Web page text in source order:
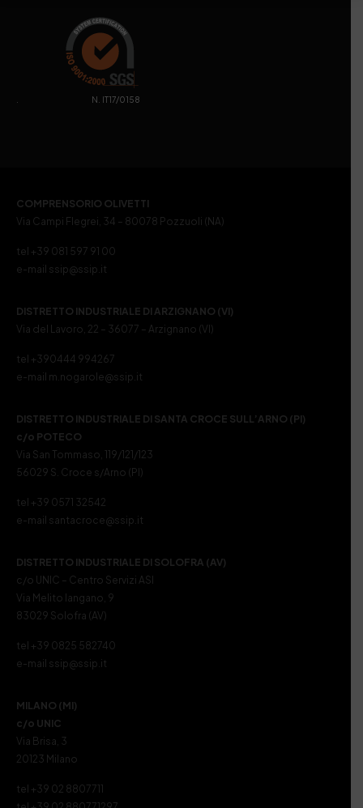
. N. IT17/0158
COMPRENSORIO OLIVETTI
Via Campi Flegrei, 34 – 80078 Pozzuoli (NA)
tel +39 081 597 91 00
e-mail ssip@ssip.it
DISTRETTO INDUSTRIALE DI ARZIGNANO (VI)
Via del Lavoro, 22 – 36077 – Arzignano (VI)
tel +390444 994267
e-mail m.nogarole@ssip.it
DISTRETTO INDUSTRIALE DI SANTA CROCE SULL’ARNO (PI)
c/o POTECO
Via San Tommaso, 119/121/123
56029 S. Croce s/Arno (PI)
tel +39 0571 32542
e-mail santacroce@ssip.it
DISTRETTO INDUSTRIALE DI SOLOFRA (AV)
c/o UNIC – Centro Servizi ASI
Via Melito Iangano, 9
83029 Solofra (AV)
tel +39 0825 582740
e-mail ssip@ssip.it
MILANO (MI)
c/o UNIC
Via Brisa, 3
20123 Milano
tel +39 02 8807711